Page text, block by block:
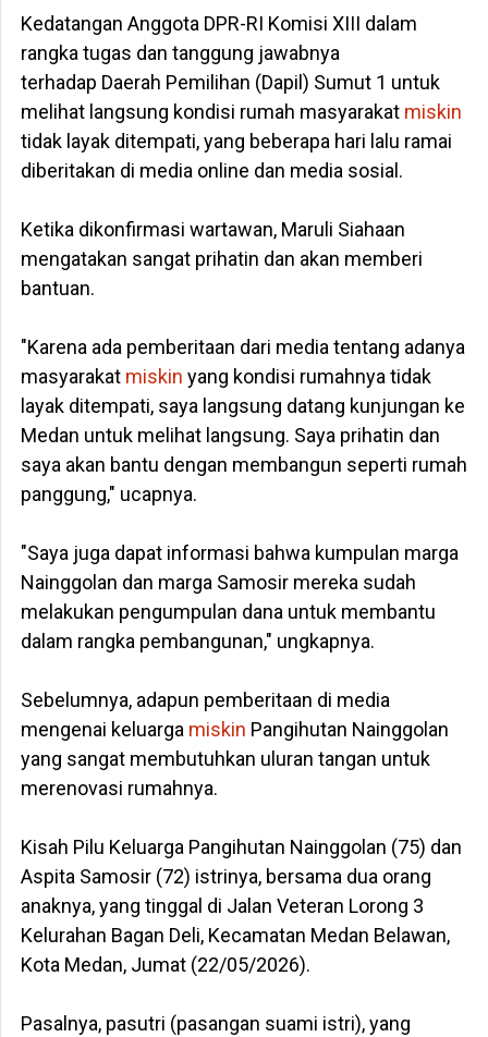
‎Kedatangan Anggota DPR-RI Komisi XIII dalam
rangka tugas dan tanggung jawabnya
terhadap Daerah Pemilihan (Dapil) Sumut 1 untuk
melihat langsung kondisi rumah masyarakat miskin
tidak layak ditempati, yang beberapa hari lalu ramai
diberitakan di media online dan media sosial.
Ketika dikonfirmasi wartawan, Maruli Siahaan
mengatakan sangat prihatin dan akan memberi
bantuan.
‎"Karena ada pemberitaan dari media tentang adanya
masyarakat miskin yang kondisi rumahnya tidak
layak ditempati, saya langsung datang kunjungan ke
Medan untuk melihat langsung. Saya prihatin dan
saya akan bantu dengan membangun seperti rumah
panggung," ucapnya.
‎"Saya juga dapat informasi bahwa kumpulan marga
Nainggolan dan marga Samosir mereka sudah
melakukan pengumpulan dana untuk membantu
dalam rangka pembangunan," ungkapnya.
‎Sebelumnya, adapun pemberitaan di media
mengenai keluarga miskin Pangihutan Nainggolan
yang sangat membutuhkan uluran tangan untuk
merenovasi rumahnya.
‎Kisah Pilu Keluarga Pangihutan Nainggolan (75) dan
Aspita Samosir (72) istrinya, bersama dua orang
anaknya, yang tinggal di Jalan Veteran Lorong 3
Kelurahan Bagan Deli, Kecamatan Medan Belawan,
Kota Medan, Jumat (22/05/2026).
‎Pasalnya, pasutri (pasangan suami istri), yang